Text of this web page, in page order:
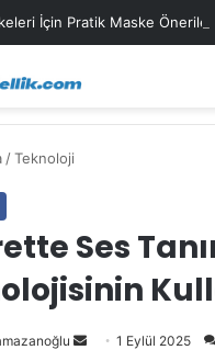
İçin Pratik Maske Önerileri
/Teknoloji
Ses
Bir
1 Eylül 2025